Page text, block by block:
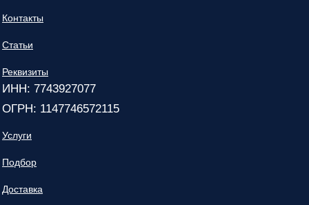
Контакты
Статьи
Реквизиты
ИНН: 7743927077
ОГРН: 1147746572115
Услуги
Подбор
Доставка